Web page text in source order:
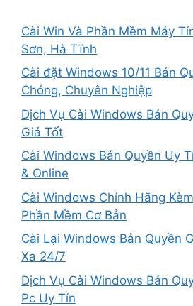
Cài Win Và Phần Mềm Máy
Sơn, Hà Tĩnh
Cài đặt Windows 10/11 Bản
Chóng, Chuyên Nghiệp
Dịch Vụ Cài Windows Bản
Giá Tốt
Cài Windows Bản Quyền Uy
& Online
Cài Windows Chính Hãng
Phần Mềm Cơ Bản
Cài Lại Windows Bản Quyền
Xa 24/7
Dịch Vụ Cài Windows Bản
Pc Uy Tín